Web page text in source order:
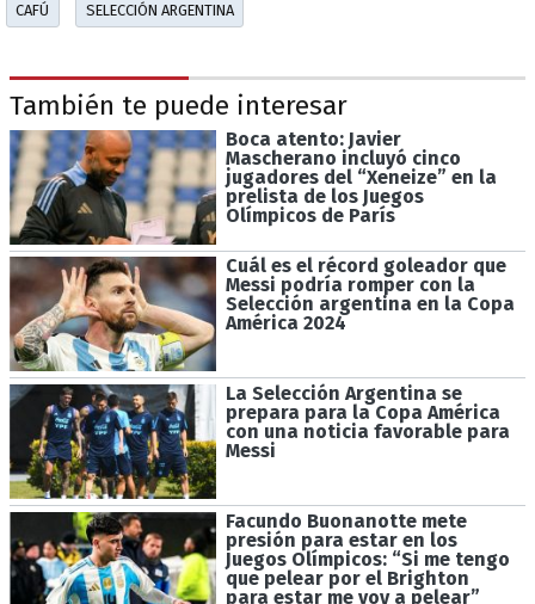
CAFÚ SELECCIÓN ARGENTINA
También te puede interesar
Boca atento: Javier
Mascherano incluyó cinco
jugadores del “Xeneize” en la
prelista de los Juegos
Olímpicos de París
Cuál es el récord goleador que
Messi podría romper con la
Selección argentina en la Copa
América 2024
La Selección Argentina se
prepara para la Copa América
con una noticia favorable para
Messi
Facundo Buonanotte mete
presión para estar en los
Juegos Olímpicos: “Si me tengo
que pelear por el Brighton
para estar me voy a pelear”